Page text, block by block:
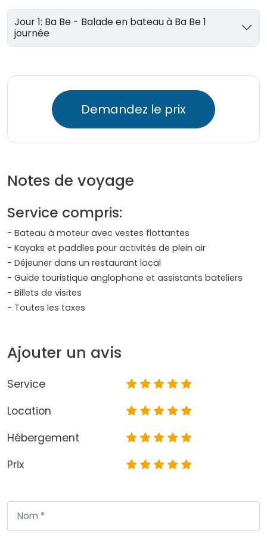
Jour 1: Ba Be - Balade en bateau à Ba Be 1
journée
Demandez le prix
Notes de voyage
Service compris:
- Bateau à moteur avec vestes flottantes
- Kayaks et paddles pour activités de plein air
- Déjeuner dans un restaurant local
- Guide touristique anglophone et assistants bateliers
- Billets de visites
- Toutes les taxes
Ajouter un avis
Service
Location
Hébergement
Prix